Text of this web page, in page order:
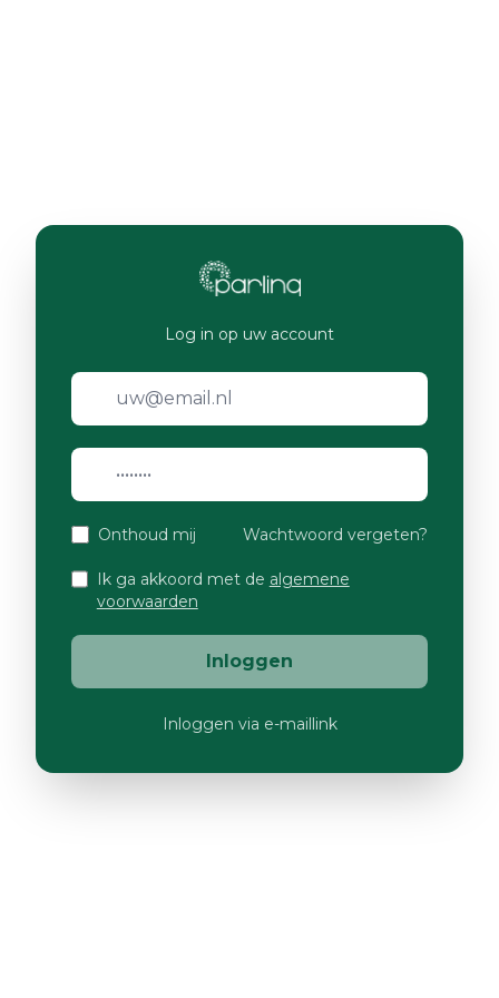
Log in op uw account
Onthoud mij Wachtwoord vergeten?
Ik ga akkoord met de algemene
voorwaarden
Inloggen
Inloggen via e-maillink